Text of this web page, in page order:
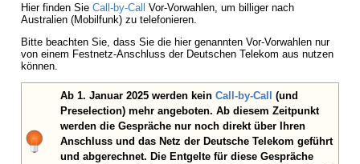
Hier finden Sie Call-by-Call Vor-Vorwahlen, um billiger nach
Australien (Mobilfunk) zu telefonieren.
Bitte beachten Sie, dass Sie die hier genannten Vor-Vorwahlen nur
von einem Festnetz-Anschluss der Deutschen Telekom aus nutzen
können.
Ab 1. Januar 2025 werden kein Call-by-Call (und
Preselection) mehr angeboten. Ab diesem Zeitpunkt
werden die Gespräche nur noch direkt über Ihren
Anschluss und das Netz der Deutsche Telekom geführt
und abgerechnet. Die Entgelte für diese Gespräche